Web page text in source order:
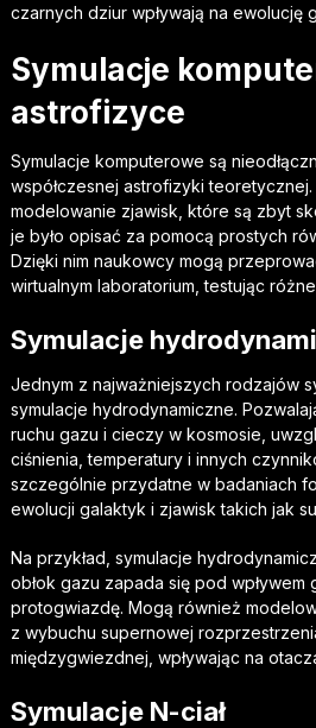
czarnych dziur wpływają na ewolucję
Symulacje
astrofizyce
Symulacje komputerowe są
współczesnej astrofizyki
modelowanie zjawisk, które są zbyt
je było opisać za pomocą prostych
Dzięki nim naukowcy mogą
wirtualnym laboratorium, testując
Symulacje
Jednym z najważniejszych rodzajów
symulacje hydrodynamiczne.
ruchu gazu i cieczy w kosmosie,
ciśnienia, temperatury i innych
szczególnie przydatne w badaniach
ewolucji galaktyk i zjawisk takich jak
Na przykład, symulacje
obłok gazu zapada się pod wpływem
protogwiazdę. Mogą również
z wybuchu supernowej
międzygwiezdnej, wpływając na
Symulacje N-ciał